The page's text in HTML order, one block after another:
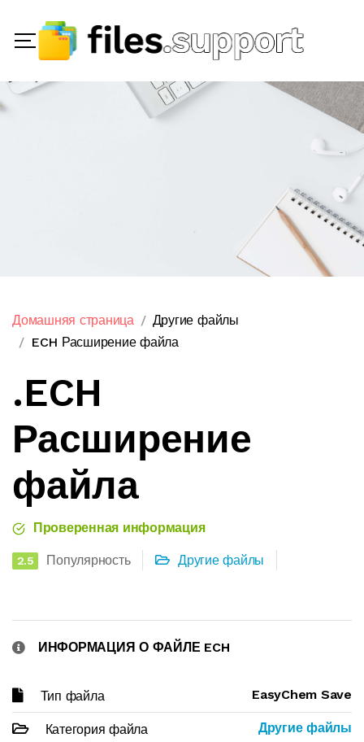
Домашняя страница
Другие файлы
ECH Расширение файла
.ECH
Расширение
файла
Проверенная информация
2.5 Популярность Другие файлы
ИНФОРМАЦИЯ О ФАЙЛЕ ECH
Тип файла EasyChem Save
Категория файла Другие файлы